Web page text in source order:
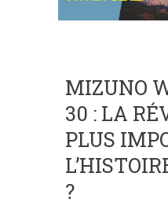
MIZUNO
30 : LA
PLUS
?